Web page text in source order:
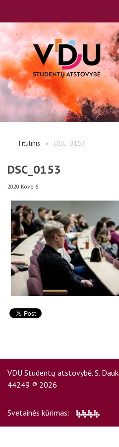
LT
D.U.K
Kontaktai
Privatumo politika
Titulinis DSC_0153
DSC_0153
2020 Kovo 6
VDU Studentų atstovybė. S.
44249 ® 2026
Svetainės kūrimas: